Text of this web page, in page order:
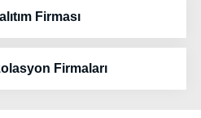
Firması
Firmaları